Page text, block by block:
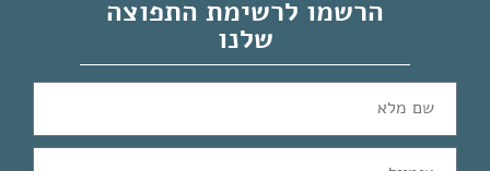
הרשמו לרשימת התפוצה
שלנו